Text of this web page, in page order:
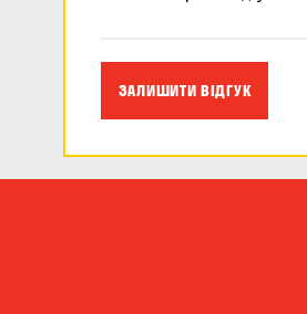
ЗАЛИШИТИ ВІДГУК